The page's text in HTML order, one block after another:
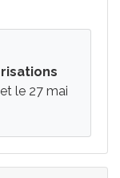
le 27 mai